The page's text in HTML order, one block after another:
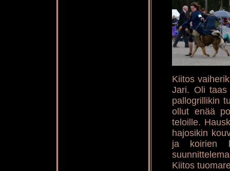
Kiitos
Jari. Oli
pallogrillikin
ollut enää
teloille.
hajosikin
ja koirien
Kiitos